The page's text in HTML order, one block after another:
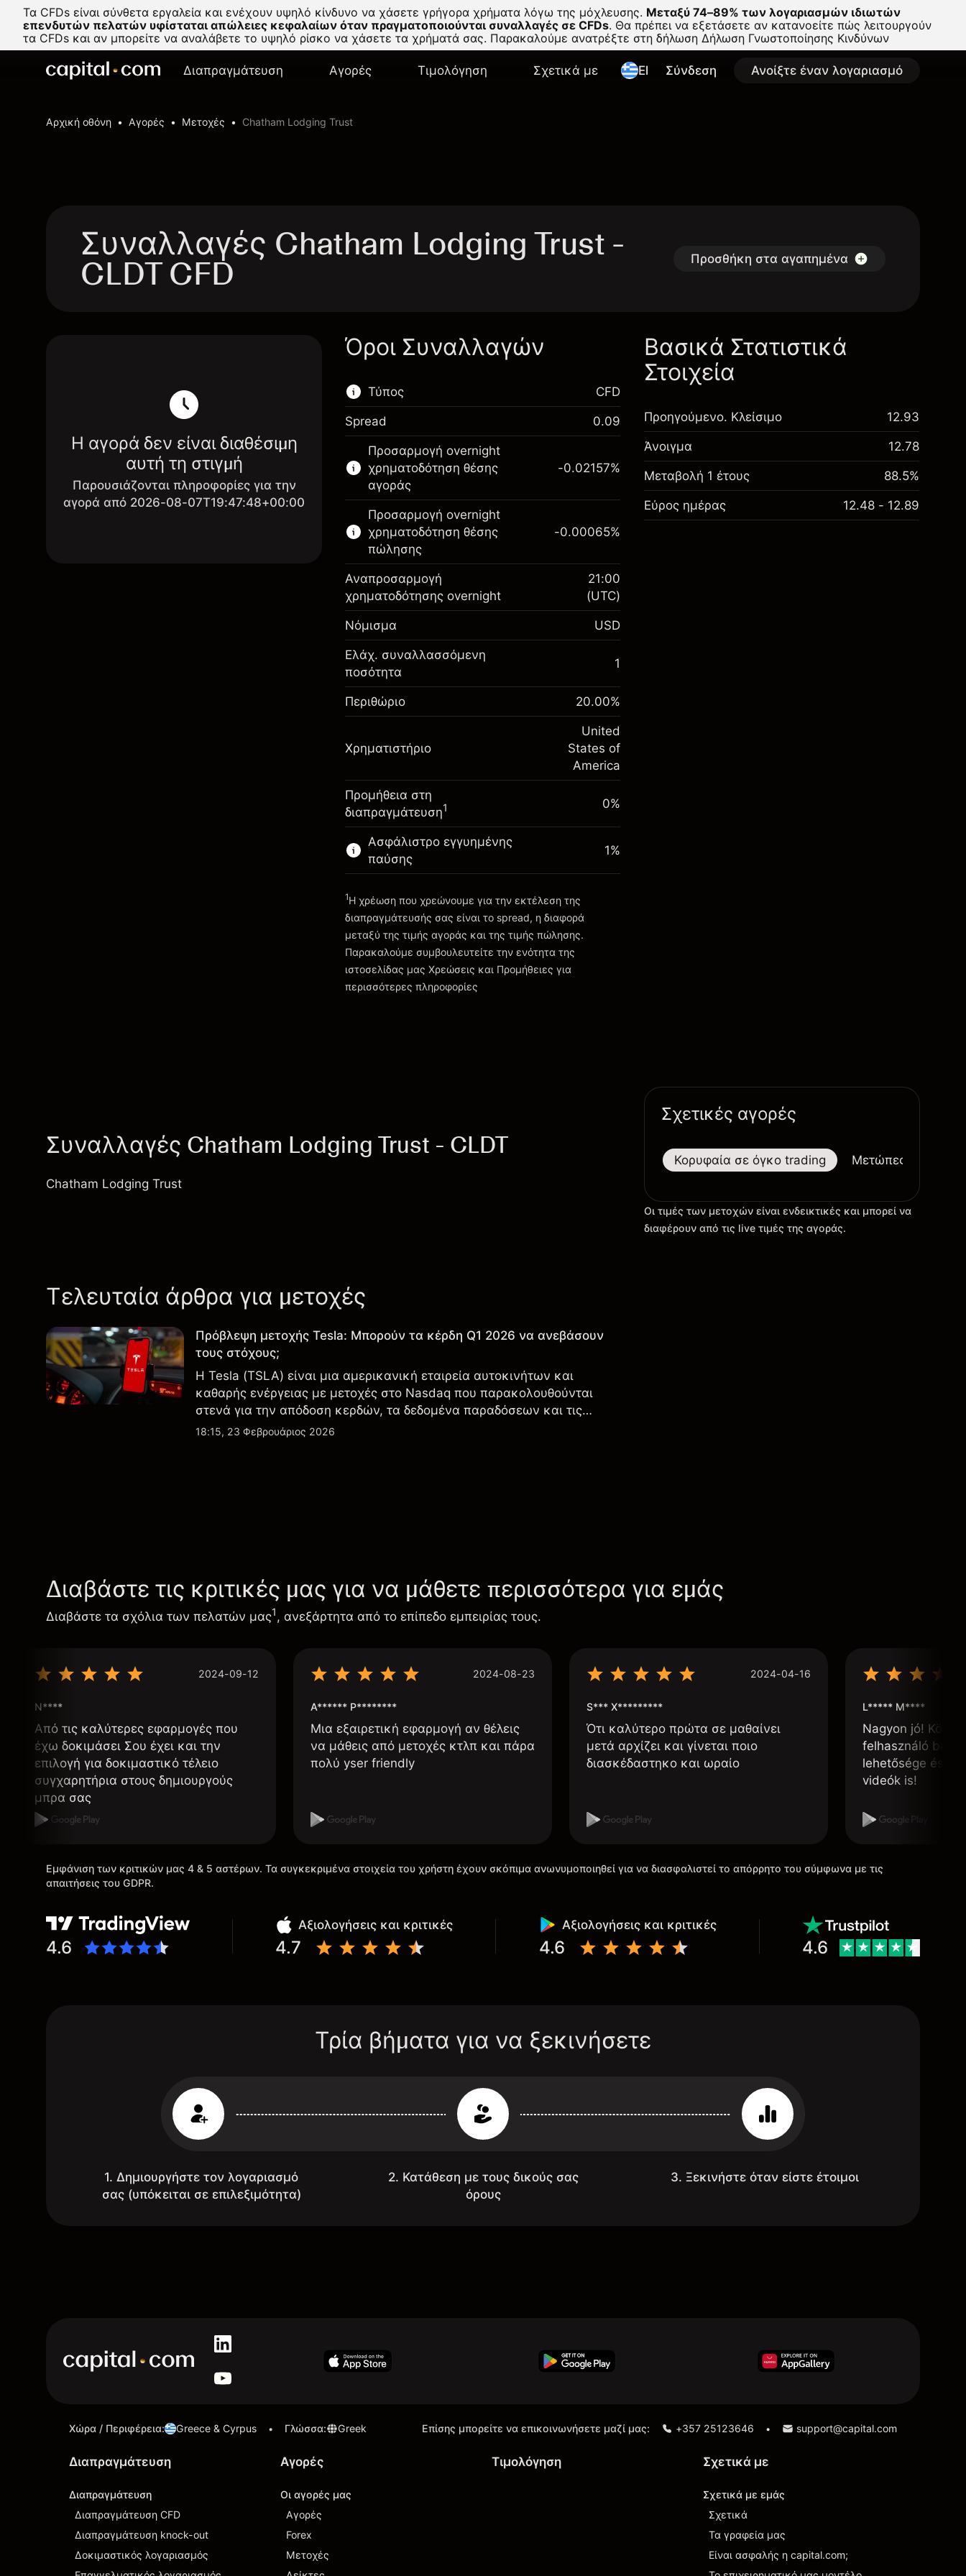
Τα CFDs είναι σύνθετα εργαλεία και ενέχουν υψηλό κίνδυνο να χάσετε γρήγορα χρήματα λόγω της μόχλευσης. Μεταξύ 74–89% των λογαριασμών ιδιωτών
επενδυτών πελατών υφίσταται απώλειες κεφαλαίων όταν πραγματοποιούνται συναλλαγές σε CFDs. Θα πρέπει να εξετάσετε αν κατανοείτε πώς λειτουργούν
τα CFDs και αν μπορείτε να αναλάβετε το υψηλό ρίσκο να χάσετε τα χρήματά σας. Παρακαλούμε ανατρέξτε στη δήλωση Δήλωση Γνωστοποίησης Κινδύνων
Διαπραγμάτευση Αγορές Τιμολόγηση Σχετικά με El Σύνδεση Ανοίξτε έναν λογαριασμό
Αρχική οθόνη Αγορές Μετοχές Chatham Lodging Trust
Συναλλαγές Chatham Lodging Trust -
CLDT CFD Προσθήκη στα αγαπημένα
Η αγορά δεν είναι διαθέσιμη
αυτή τη στιγμή
Παρουσιάζονται πληροφορίες για την
αγορά από 2026-08-07T19:47:48+00:00
Όροι Συναλλαγών
Τύπος
Αυτή η χρηματοπιστωτική αγορά είναι
διαθέσιμη για διαπραγμάτευση CFD.
Μάθετε περισσότερα σχετικά με:
CFDs
CFD
Spread 0.09
Προσαρμογή overnight
χρηματοδότηση θέσης
αγοράς
Περιθώριο. Η επένδυσή
σας
$1,000.00
Αναπροσαρμογή
χρηματοδότησης κατά τη
διάρκεια της νύχτας
Χρεώσεις από την πλήρη αξία
της θέσης
-0.021568
(-$1.08)
Μέγεθος διαπραγμάτευσης με μόχλευση
~$5,000.00
$4,000.00
Πηγαίνετε στην πλατφόρμα
-0.02157%
Προσαρμογή overnight
χρηματοδότηση θέσης
πώλησης
Περιθώριο. Η επένδυσή
σας
$1,000.00
Αναπροσαρμογή
διάρκεια της νύχτας
της θέσης
-0.000654
(-$0.03)
Μέγεθος διαπραγμάτευσης με μόχλευση
~$5,000.00
Χρήματα από μόχλευση ~
-0.00065%
Αναπροσαρμογή
χρηματοδότησης overnight
21:00
(UTC)
Νόμισμα USD
Ελάχ. συναλλασσόμενη
ποσότητα
1
Περιθώριο 20.00%
Χρηματιστήριο
United
States of
America
Προμήθεια στη
διαπραγμάτευση1 0%
Ασφάλιστρο εγγυημένης
παύσης
Χρεώσεις και Τέλη
1%
1Η χρέωση που χρεώνουμε για την εκτέλεση της
διαπραγμάτευσής σας είναι το spread, η διαφορά
μεταξύ της τιμής αγοράς και της τιμής πώλησης.
Παρακαλούμε συμβουλευτείτε την ενότητα της
ιστοσελίδας μας Χρεώσεις και Προμήθειες για
περισσότερες πληροφορίες
Βασικά Στατιστικά
Στοιχεία
Προηγούμενο. Κλείσιμο 12.93
Άνοιγμα 12.78
Μεταβολή 1 έτους 88.5%
Εύρος ημέρας 12.48 - 12.89
Συναλλαγές Chatham Lodging Trust - CLDT
Chatham Lodging Trust
Τελευταία άρθρα για μετοχές
Πρόβλεψη μετοχής Tesla: Μπορούν τα κέρδη Q1 2026 να ανεβάσουν
τους στόχους;
Η Tesla (TSLA) είναι μια αμερικανική εταιρεία αυτοκινήτων και
καθαρής ενέργειας με μετοχές στο Nasdaq που παρακολουθούνται
στενά για την απόδοση κερδών, τα δεδομένα παραδόσεων και τις
εξελίξεις στην τεχνολογία και την παραγωγή.
18:15, 23 Φεβρουάριος 2026
Σχετικές αγορές
Κορυφαία σε όγκο trading Μετώπες
Οι τιμές των μετοχών είναι ενδεικτικές και μπορεί να
διαφέρουν από τις live τιμές της αγοράς.
Διαβάστε τις κριτικές μας για να μάθετε περισσότερα για εμάς
Διαβάστε τα σχόλια των πελατών μας1, ανεξάρτητα από το επίπεδο εμπειρίας τους.
2024-09-12
N****
Από τις καλύτερες εφαρμογές που
έχω δοκιμάσει Σου έχει και την
επιλογή για δοκιμαστικό τέλειο
συγχαρητήρια στους δημιουργούς
μπρα σας
2024-08-23
A****** P********
Μια εξαιρετική εφαρμογή αν θέλεις
να μάθεις από μετοχές κτλπ και πάρα
πολύ yser friendly
2024-04-16
S*** X*********
Ότι καλύτερο πρώτα σε μαθαίνει
μετά αρχίζει και γίνεται ποιο
διασκέδαστηκο και ωραίο
L***** M****
Nagyon jó!
felhasználó
lehetősége és,
videók is!
Εμφάνιση των κριτικών μας 4 & 5 αστέρων. Τα συγκεκριμένα στοιχεία του χρήστη έχουν σκόπιμα ανωνυμοποιηθεί για να διασφαλιστεί το απόρρητο του σύμφωνα με τις
απαιτήσεις του GDPR.
4.6
Αξιολογήσεις και κριτικές
4.7
Αξιολογήσεις και κριτικές
4.6 4.6
Τρία βήματα για να ξεκινήσετε
1. Δημιουργήστε τον λογαριασμό
σας (υπόκειται σε επιλεξιμότητα)
2. Κατάθεση με τους δικούς σας
όρους
3. Ξεκινήστε όταν είστε έτοιμοι
Χώρα / Περιφέρεια: Greece & Cyrpus • Γλώσσα: Greek Επίσης μπορείτε να επικοινωνήσετε μαζί μας: +357 25123646 • support@capital.com
Διαπραγμάτευση
Διαπραγμάτευση
Διαπραγμάτευση CFD
Διαπραγμάτευση knock-out
Δοκιμαστικός λογαριασμός
Αγορές
Οι αγορές μας
Αγορές
Forex
Μετοχές
Τιμολόγηση Σχετικά με
Σχετικά με εμάς
Σχετικά
Τα γραφεία μας
Είναι ασφαλής η capital.com;